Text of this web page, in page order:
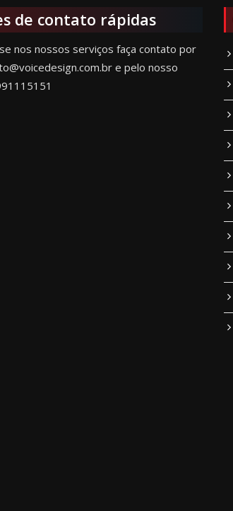
de contato rápidas
nos nossos serviços faça contato por
e pelo nosso